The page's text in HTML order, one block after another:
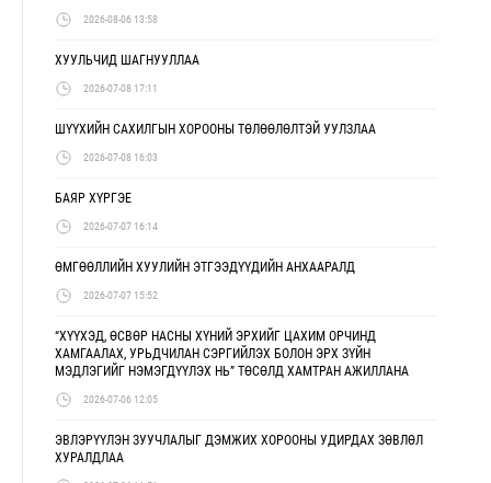
2026-08-06 13:58
ХУУЛЬЧИД ШАГНУУЛЛАА
2026-07-08 17:11
ШҮҮХИЙН САХИЛГЫН ХОРООНЫ ТӨЛӨӨЛӨЛТЭЙ УУЛЗЛАА
2026-07-08 16:03
БАЯР ХҮРГЭЕ
2026-07-07 16:14
ӨМГӨӨЛЛИЙН ХУУЛИЙН ЭТГЭЭДҮҮДИЙН АНХААРАЛД
2026-07-07 15:52
“ХҮҮХЭД, ӨСВӨР НАСНЫ ХҮНИЙ ЭРХИЙГ ЦАХИМ ОРЧИНД
ХАМГААЛАХ, УРЬДЧИЛАН СЭРГИЙЛЭХ БОЛОН ЭРХ ЗҮЙН
МЭДЛЭГИЙГ НЭМЭГДҮҮЛЭХ НЬ” ТӨСӨЛД ХАМТРАН АЖИЛЛАНА
2026-07-06 12:05
ЭВЛЭРҮҮЛЭН ЗУУЧЛАЛЫГ ДЭМЖИХ ХОРООНЫ УДИРДАХ ЗӨВЛӨЛ
ХУРАЛДЛАА